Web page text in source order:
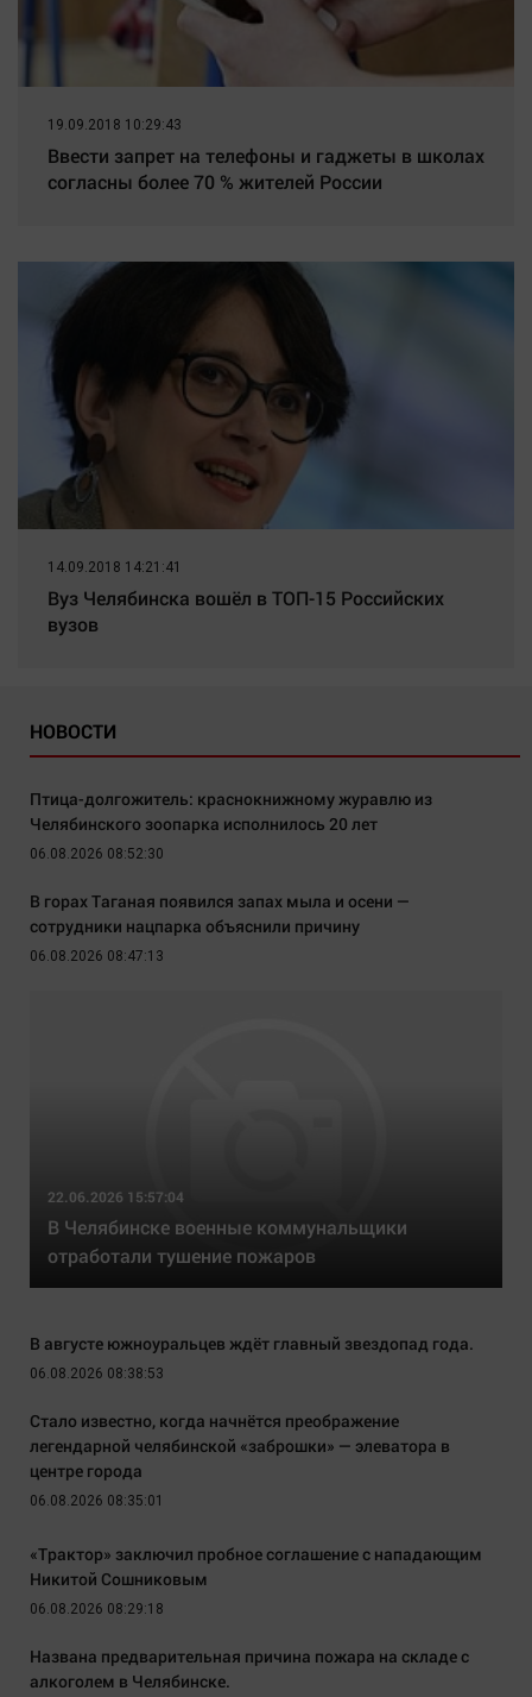
19.09.2018 10:29:43
Ввести запрет на телефоны и гаджеты в школах
согласны более 70 % жителей России
14.09.2018 14:21:41
Вуз Челябинска вошёл в ТОП-15 Российских
вузов
НОВОСТИ
Птица-долгожитель: краснокнижному журавлю из
Челябинского зоопарка исполнилось 20 лет
06.08.2026 08:52:30
В горах Таганая появился запах мыла и осени —
сотрудники нацпарка объяснили причину
06.08.2026 08:47:13
22.06.2026 15:57:04
В Челябинске военные коммунальщики
отработали тушение пожаров
В августе южноуральцев ждёт главный звездопад года.
06.08.2026 08:38:53
Стало известно, когда начнётся преображение
легендарной челябинской «заброшки» — элеватора в
центре города
06.08.2026 08:35:01
«Трактор» заключил пробное соглашение с нападающим
Никитой Сошниковым
06.08.2026 08:29:18
Названа предварительная причина пожара на складе с
алкоголем в Челябинске.